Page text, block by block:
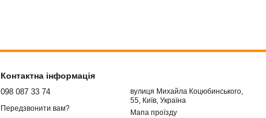
Контактна інформація
098 087 33 74
Передзвонити вам?
вулиця Михайла Коцюбинського,
55, Київ, Україна
Мапа проїзду